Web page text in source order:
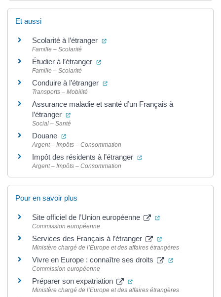
Et aussi
Scolarité à l’étranger (ouverture dans un nouvel onglet)
Famille – Scolarité
Étudier à l’étranger (ouverture dans un nouvel onglet)
Famille – Scolarité
Conduire à l’étranger (ouverture dans un nouvel onglet)
Transports – Mobilité
Assurance maladie et santé d’un Français à
l’étranger
(ouverture dans un nouvel onglet)
Social – Santé
Douane (ouverture dans un nouvel onglet)
Argent – Impôts – Consommation
Impôt des résidents à l’étranger (ouverture dans un
Argent – Impôts – Consommation
Pour en savoir plus
Site officiel de l’Union européenne (ouverture dans
Commission européenne
Services des Français à l’étranger (ouverture dans
Ministère chargé de l’Europe et des affaires étrangères
Vivre en Europe : connaître ses droits (ouverture
Commission européenne
Préparer son expatriation (ouverture dans un nouvel
Ministère chargé de l’Europe et des affaires étrangères